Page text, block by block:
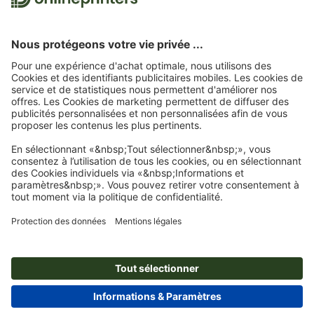
Page d'accueil Articles publicitaires Sacs Sacs isothermes
Sac isotherme
San Juan
À propos de nous
L'entreprise
Presse
Emplois & carrière
Service
Modes de paiement
Expédition
Blog
15 %